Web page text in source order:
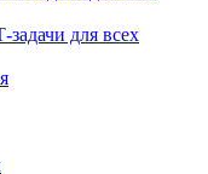
для всех